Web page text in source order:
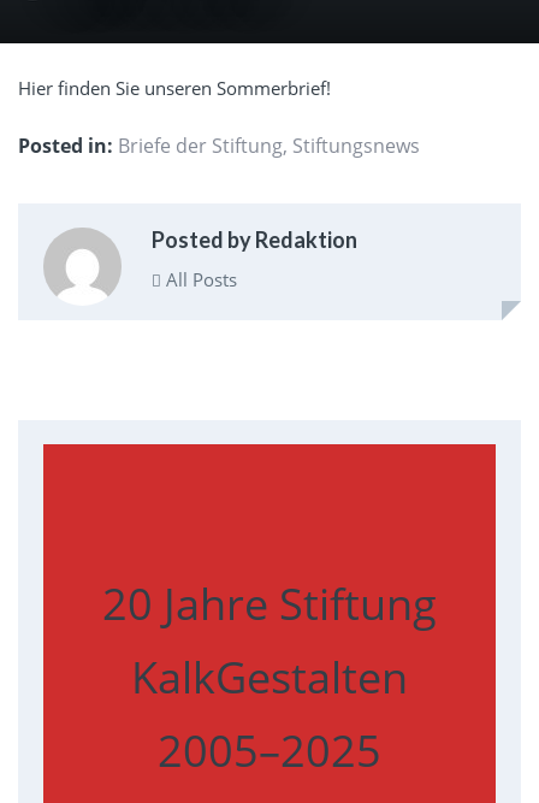
Hier finden Sie unseren Sommerbrief!
Posted in: Briefe der Stiftung, Stiftungsnews
Posted by Redaktion
All Posts
20 Jahre Stiftung
KalkGestalten
2005–2025